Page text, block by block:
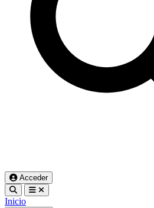
Acceder
Inicio